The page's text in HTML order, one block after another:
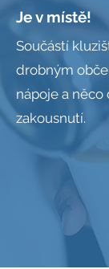
Je v místě!
Součástí
drobným
nápoje a něco
zakousnutí.